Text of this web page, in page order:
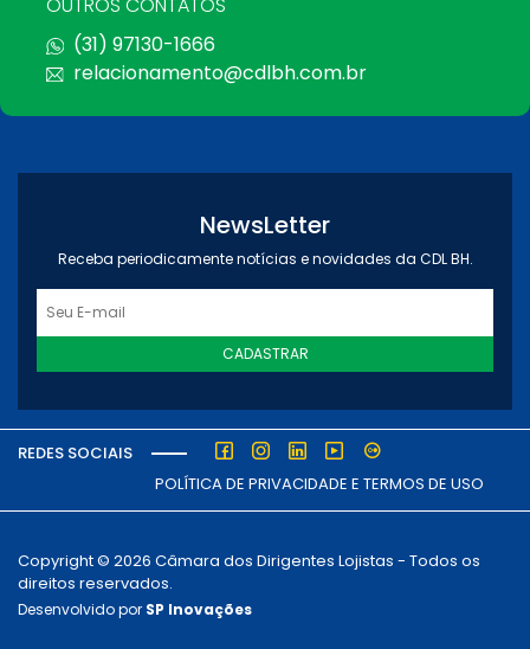
(31) 97130-1666
relacionamento@cdlbh.com.br
NewsLetter
Receba periodicamente notícias e novidades da CDL BH.
CADASTRAR
REDES SOCIAIS
POLÍTICA DE PRIVACIDADE E TERMOS DE USO
Copyright © 2026 Câmara dos Dirigentes Lojistas - Todos os
direitos reservados.
Desenvolvido por SP Inovações